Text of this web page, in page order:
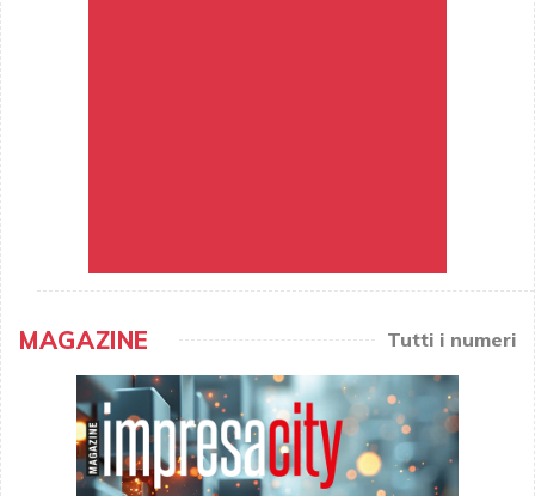
MAGAZINE Tutti i numeri